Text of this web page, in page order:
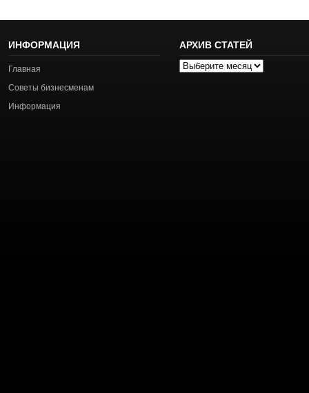
ИНФОРМАЦИЯ
Главная
Советы бизнесменам
Информация
АРХИВ СТАТЕЙ
Архив